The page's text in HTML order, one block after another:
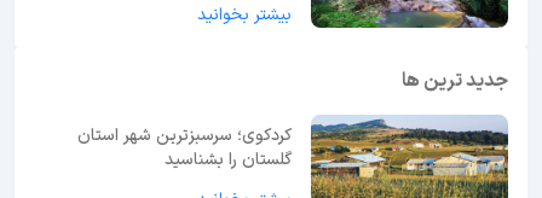
بیشتر بخوانید
جدید ترین ها
کردکوی؛ سرسبزترین شهر استان
گلستان را بشناسید